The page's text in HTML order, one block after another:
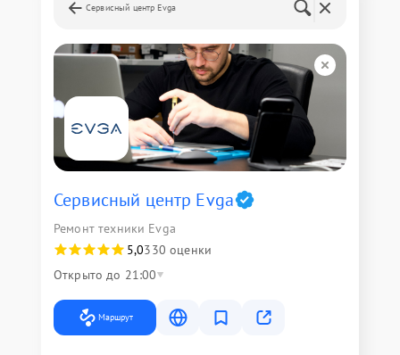
Сервисный центр Evga
Сервисный центр Evga
Ремонт техники Evga
5,0330 оценки
Открыто до 21:00
Маршрут